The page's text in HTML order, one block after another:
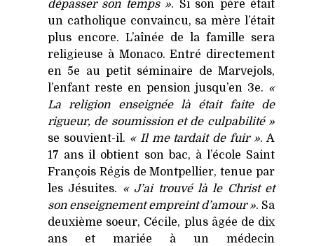
dépasser son temps ». Si son père était
un catholique convaincu, sa mère l’était
plus encore. L’aînée de la famille sera
religieuse à Monaco. Entré directement
en 5e au petit séminaire de Marvejols,
l’enfant reste en pension jusqu’en 3e. «
La religion enseignée là était faite de
rigueur, de soumission et de culpabilité »
se souvient-il. « Il me tardait de fuir ». A
17 ans il obtient son bac, à l’école Saint
François Régis de Montpellier, tenue par
les Jésuites. « J’ai trouvé là le Christ et
son enseignement empreint d’amour ». Sa
deuxième soeur, Cécile, plus âgée de dix
ans et mariée à un médecin